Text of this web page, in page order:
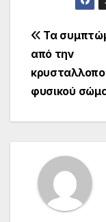
Τα
από την
φυσικού